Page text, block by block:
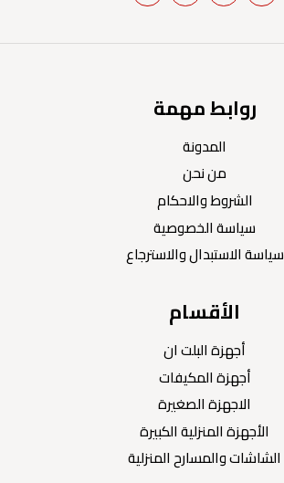
روابط مهمة
المدونة
من نحن
الشروط والاحكام
سياسة الخصوصية
سياسة الاستبدال والاسترجاع
الأقسام
أجهزة البلت ان
أجهزة المكيفات
الاجهزة الصغيرة
الأجهزة المنزلية الكبيرة
الشاشات والمسارح المنزلية